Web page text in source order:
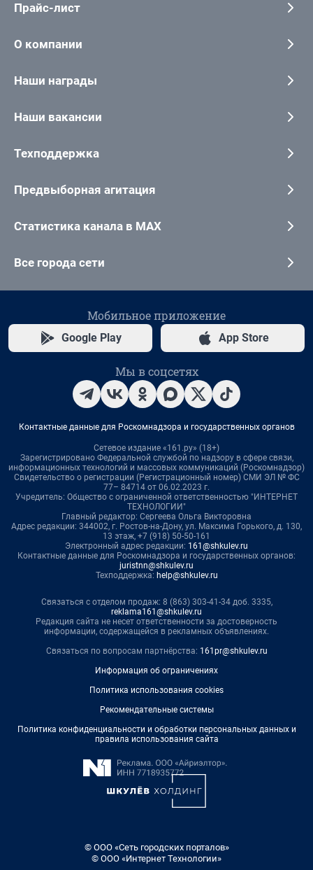
Прайс-лист
О компании
Наши награды
Наши вакансии
Техподдержка
Предвыборная агитация
Статистика канала в MAX
Все города сети
Мобильное приложение
Google Play App Store
Мы в соцсетях
Контактные данные для Роскомнадзора и государственных органов
Сетевое издание «161.ру» (18+)
Зарегистрировано Федеральной службой по надзору в сфере связи,
информационных технологий и массовых коммуникаций (Роскомнадзор)
Свидетельство о регистрации (Регистрационный номер) СМИ ЭЛ № ФС
77– 84714 от 06.02.2023 г.
Учредитель: Общество с ограниченной ответственностью "ИНТЕРНЕТ
ТЕХНОЛОГИИ"
Главный редактор: Сергеева Ольга Викторовна
Адрес редакции: 344002, г. Ростов-на-Дону, ул. Максима Горького, д. 130,
13 этаж, +7 (918) 50-50-161
Электронный адрес редакции: 161@shkulev.ru
Контактные данные для Роскомнадзора и государственных органов:
juristnn@shkulev.ru
Техподдержка: help@shkulev.ru
Связаться с отделом продаж: 8 (863) 303-41-34 доб. 3335,
reklama161@shkulev.ru
Редакция сайта не несет ответственности за достоверность
информации, содержащейся в рекламных объявлениях.
Связаться по вопросам партнёрства: 161pr@shkulev.ru
Информация об ограничениях
Политика использования cookies
Рекомендательные системы
Политика конфиденциальности и обработки персональных данных и
правила использования сайта
© ООО «Сеть городских порталов»
© ООО «Интернет Технологии»